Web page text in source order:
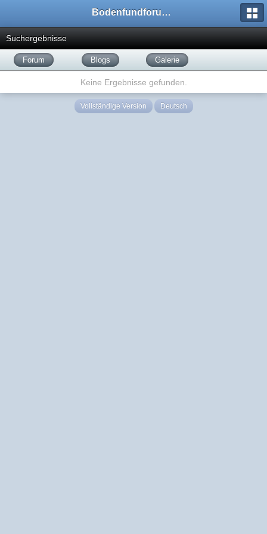
Bodenfundforum.com
Suchergebnisse
Forum Blogs Galerie
Keine Ergebnisse gefunden.
Vollständige Version Deutsch